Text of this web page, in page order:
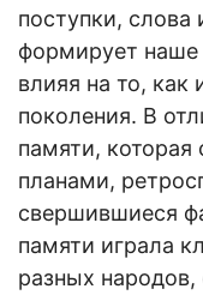
поступки,
формирует
влияя на то, как
поколения. В
памяти, которая
планами,
свершившиеся
памяти играла
разных народов,